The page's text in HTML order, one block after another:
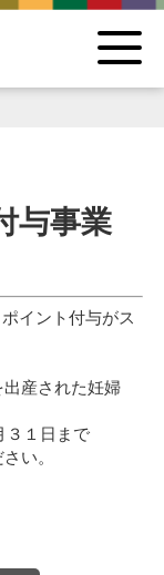
与事業
イント付与がス
産された妊婦
３１日まで
い。